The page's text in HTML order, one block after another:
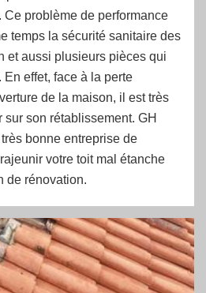
problème de performance
temps la sécurité sanitaire des
et aussi plusieurs pièces qui
effet, face à la perte
de la maison, il est très
son rétablissement. GH
bonne entreprise de
votre toit mal étanche
de rénovation.